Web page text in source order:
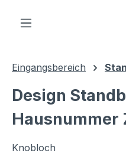
Eingangsbereich
Design
Hausnummer
Knobloch